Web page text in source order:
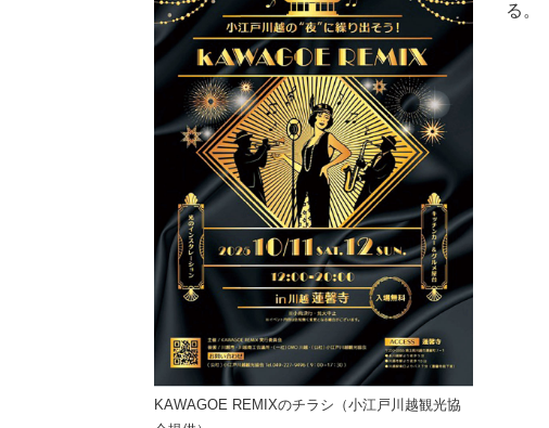
KAWAGOE REMIXのチラシ（小江戸川越観光協
る。